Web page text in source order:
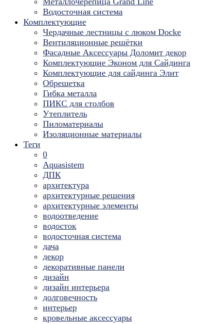
Водосточная система
Комплектующие
Чердачные лестницы с люком Docke
Вентиляционные решётки
Фасадные Аксессуары Доломит декор
Комплектующие Эконом для Сайдинга
Комплектующие для cайдинга Элит
Обрешетка
Гибка металла
ПИКС для столбов
Утеплитель
Пиломатериалы
Изоляционные материалы
Теги
0
Aquasistem
ДПК
архитектура
архитектурные решения
архитектурные элементы
водоотведение
водосток
водосточная система
дача
декор
декоративные панели
дизайн
дизайн интерьера
долговечность
интерьер
кровельные аксессуары